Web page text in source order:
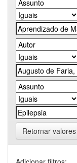
Retornar valores